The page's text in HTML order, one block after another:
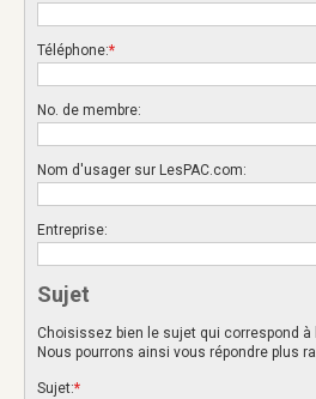
Téléphone:*
No. de membre:
Nom d'usager sur LesPAC.com:
Entreprise:
Sujet
Choisissez bien le sujet qui correspond
Nous pourrons ainsi vous répondre plus
Sujet:*